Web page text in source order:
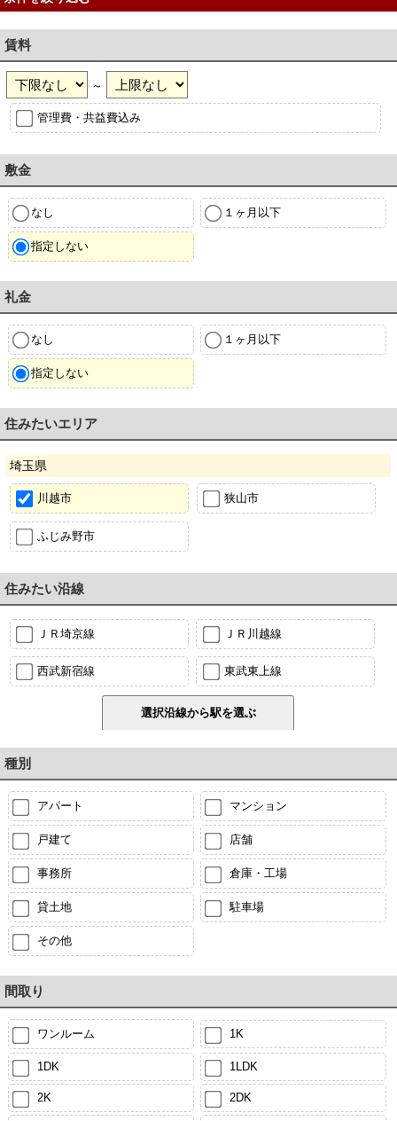
賃料
～
管理費・共益費込み
敷金
なし １ヶ月以下
指定しない
礼金
なし １ヶ月以下
指定しない
住みたいエリア
埼玉県
川越市 狭山市
ふじみ野市
住みたい沿線
ＪＲ埼京線 ＪＲ川越線
西武新宿線 東武東上線
種別
アパート マンション
戸建て 店舗
事務所 倉庫・工場
貸土地 駐車場
その他
間取り
ワンルーム 1K
1DK 1LDK
2K 2DK